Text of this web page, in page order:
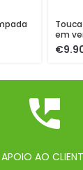
em
€
APOIO AO